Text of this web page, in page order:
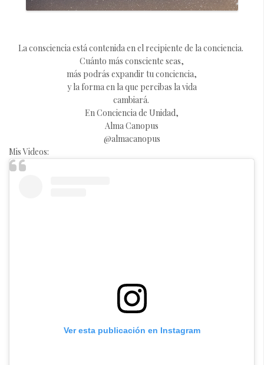
Laconscienciaestá contenida en el recipiente de laconciencia.
Cuánto más consciente seas,
más podrás expandir tu conciencia,
y la forma en la que percibas la vida
cambiará.
En Conciencia de Unidad,
Alma Canopus
@almacanopus
Mis Videos:
Ver esta publicación en Instagram